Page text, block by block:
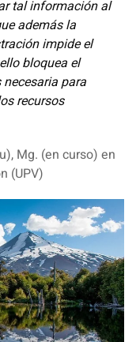
tal información al
además la
impide el
bloquea el
para
recursos
Mg. (en curso) en
(UPV)